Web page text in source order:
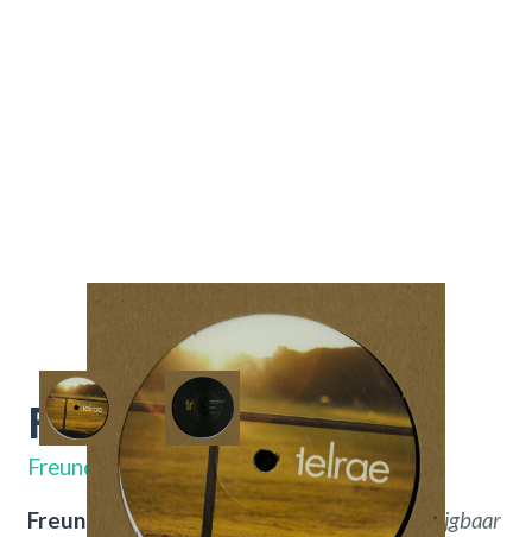
Freundlich TELRAE 024
Freund der Familie
Freund der Familie – Freundlich. Nu verkrijgbaar